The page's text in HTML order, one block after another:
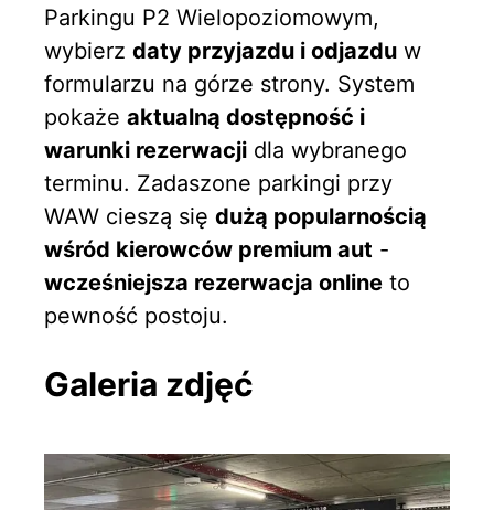
Parkingu P2 Wielopoziomowym,
wybierz daty przyjazdu i odjazdu w
formularzu na górze strony. System
pokaże aktualną dostępność i
warunki rezerwacji dla wybranego
terminu. Zadaszone parkingi przy
WAW cieszą się dużą popularnością
wśród kierowców premium aut -
wcześniejsza rezerwacja online to
pewność postoju.
Galeria zdjęć